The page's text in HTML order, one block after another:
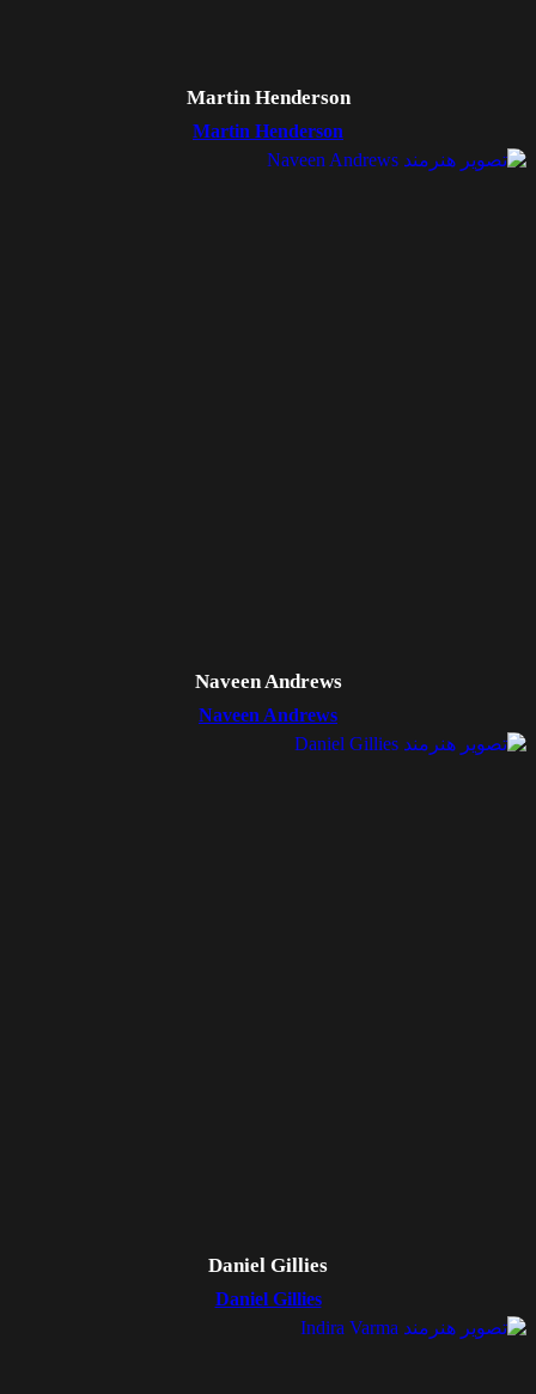
Martin Henderson
Martin Henderson
Naveen Andrews
Naveen Andrews
Daniel Gillies
Daniel Gillies